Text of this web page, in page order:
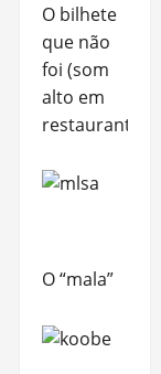
O bilhete
que não
foi (som
alto em
restaurante…)
O “mala”